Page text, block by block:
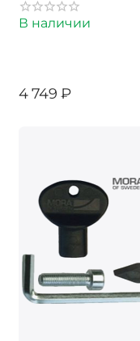
В наличии
‍4 749‍ ₽